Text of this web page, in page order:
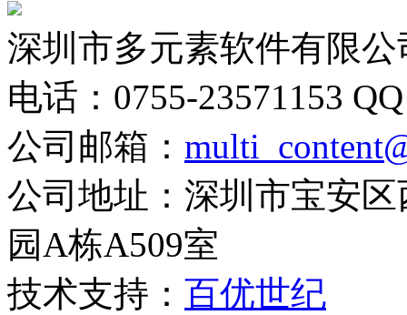
深圳市多元素软件有限公
电话：0755-23571153
公司邮箱：
公司地址：深圳市宝安
园A栋A509室
技术支持： 百优世纪